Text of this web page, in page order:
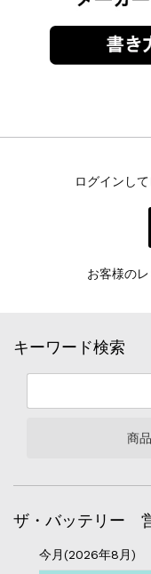
ログインし
お客様の
キーワード検索
商
ザ・バッテリー
今月(2026年8月)